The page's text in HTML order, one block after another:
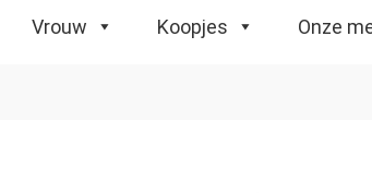
Vrouw Koopjes Onze